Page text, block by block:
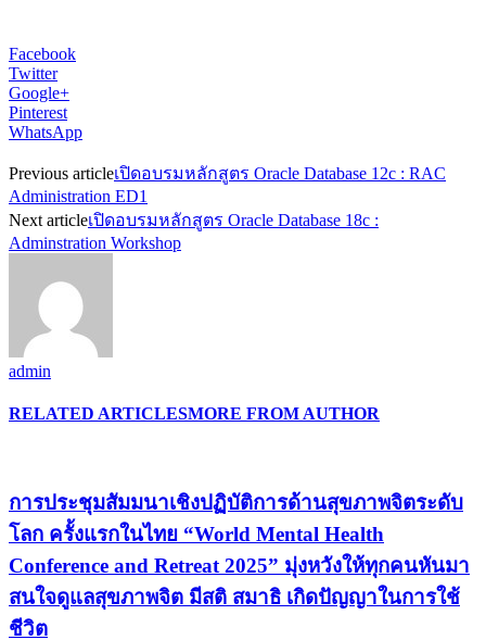
Facebook
Twitter
Google+
Pinterest
WhatsApp
Previous articleเปิดอบรมหลักสูตร Oracle Database 12c : RAC
Administration ED1
Next articleเปิดอบรมหลักสูตร Oracle Database 18c :
Adminstration Workshop
admin
RELATED ARTICLESMORE FROM AUTHOR
การประชุมสัมมนาเชิงปฏิบัติการด้านสุขภาพจิตระดับ
โลก ครั้งแรกในไทย “World Mental Health
Conference and Retreat 2025” มุ่งหวังให้ทุกคนหันมา
สนใจดูแลสุขภาพจิต มีสติ สมาธิ เกิดปัญญาในการใช้
ชีวิต